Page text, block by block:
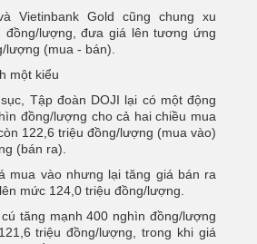
Vietinbank Gold cũng chung xu
đồng/lượng, đưa giá lên tương ứng
lượng (mua - bán).
một kiểu
Tập đoàn DOJI lại có một động
đồng/lượng cho cả hai chiều mua
122,6 triệu đồng/lượng (mua vào)
(bán ra).
mua vào nhưng lại tăng giá bán ra
mức 124,0 triệu đồng/lượng.
tăng mạnh 400 nghìn đồng/lượng
triệu đồng/lượng, trong khi giá